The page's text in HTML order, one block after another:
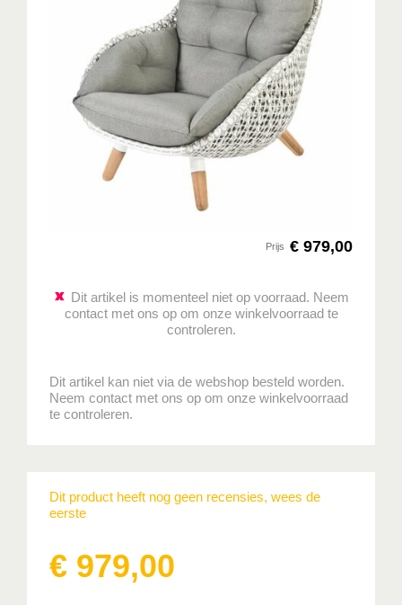
Prijs € 979,00
Dit artikel is momenteel niet op voorraad. Neem
contact met ons op om onze winkelvoorraad te
controleren.
Dit artikel kan niet via de webshop besteld worden.
Neem contact met ons op om onze winkelvoorraad
te controleren.
Dit product heeft nog geen recensies, wees de
eerste
€ 979,00